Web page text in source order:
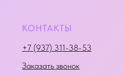
КОНТАКТЫ
+7 (937) 311-38-53
Заказать звонок